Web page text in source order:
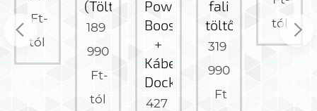
Ft-
tól
(Töltőkábellel)
189
990
Ft-
tól
Power
Boost
+
Kábel
Dock
427
fali
töltő
319
990
Ft
tól